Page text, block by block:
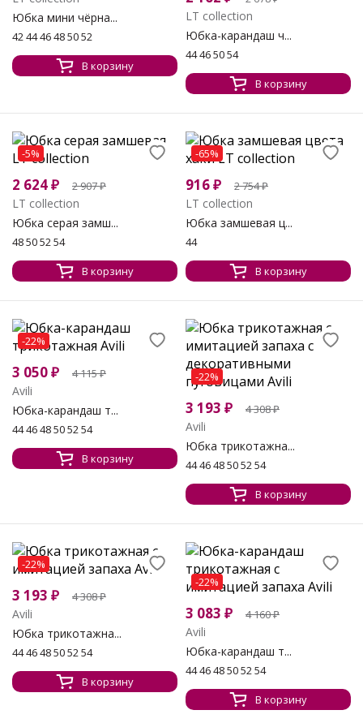
Юбка мини чёрна...
42 44 46 48 50 52
В корзину
LT collection
Юбка-карандаш ч...
44 46 50 54
В корзину
-5%
2 624₽ 2 907₽
LT collection
Юбка серая замш...
48 50 52 54
В корзину
-65%
916₽ 2 754₽
LT collection
Юбка замшевая ц...
44
В корзину
-22%
3 050₽ 4 115₽
Avili
Юбка-карандаш т...
44 46 48 50 52 54
В корзину
-22%
3 193 ₽ 4 308₽
Avili
Юбка трикотажна...
44 46 48 50 52 54
В корзину
-22%
3 193 ₽ 4 308₽
Avili
Юбка трикотажна...
44 46 48 50 52 54
В корзину
-22%
3 083 ₽ 4 160₽
Avili
Юбка-карандаш т...
44 46 48 50 52 54
В корзину